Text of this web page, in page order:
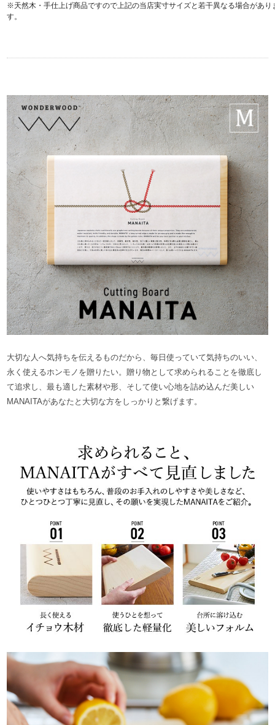
※天然木・手仕上げ商品ですので上記の当店実寸サイズと若干異なる場合があり
す。
大切な人へ気持ちを伝えるものだから、毎日使っていて気持ちのいい、
永く使えるホンモノを贈りたい。贈り物として求められることを徹底し
て追求し、最も適した素材や形、そして使い心地を詰め込んだ美しい
MANAITAがあなたと大切な方をしっかりと繋げます。